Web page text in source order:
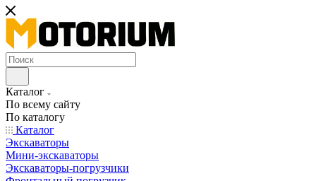
Каталог
По всему сайту
По каталогу
Каталог
Экскаваторы
Мини-экскаваторы
Экскаваторы-погрузчики